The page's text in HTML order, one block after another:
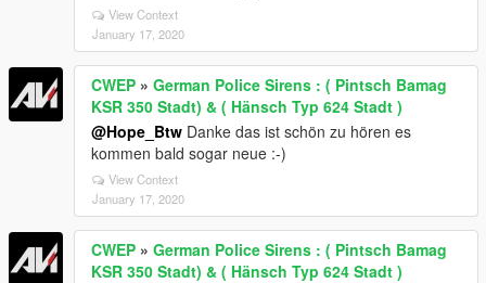
View Context
January 17, 2020
CWEP » German Police Sirens : ( Pintsch Bamag
KSR 350 Stadt) & ( Hänsch Typ 624 Stadt )
@Hope_Btw Danke das ist schön zu hören es
kommen bald sogar neue :-)
View Context
January 17, 2020
CWEP » German Police Sirens : ( Pintsch Bamag
KSR 350 Stadt) & ( Hänsch Typ 624 Stadt )